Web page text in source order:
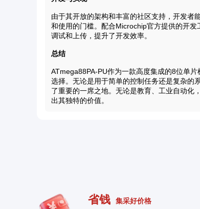
由于其开放的架构和丰富的社区支持，开发者
和使用的门槛。配合Microchip官方提供的开发
调试和上传，提升了开发效率。
总结
ATmega88PA-PU作为一款高度集成的8位单
选择。无论是用于简单的控制任务还是复杂的
了重要的一席之地。无论是教育、工业自动化
出其独特的价值。
省钱 集采好价格